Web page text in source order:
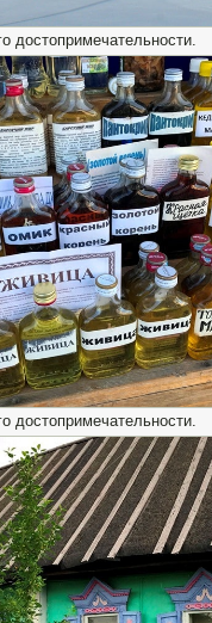
достопримечательности.
достопримечательности.